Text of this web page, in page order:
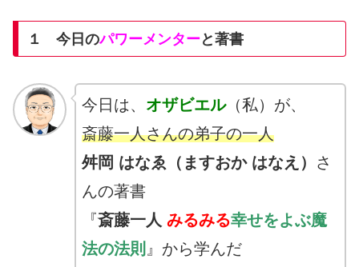
１ 今日のパワーメンターと著書
今日は、 オザビエル（私）が、
斎藤一人さんの弟子の一人
舛岡 はなゑ （ますおか はなえ）
さ
んの著書
『斎藤一人 みるみる幸せをよぶ魔
法の法則 』から学んだ